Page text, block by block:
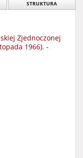
STRUKTURA
Zjednoczonej
1966). -